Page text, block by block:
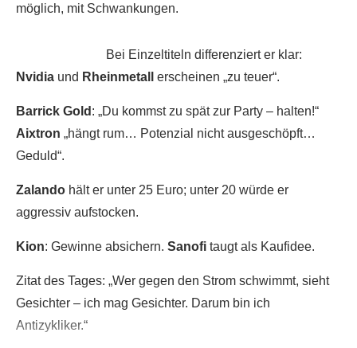
möglich, mit Schwankungen.
Bei Einzeltiteln differenziert er klar:
Nvidia und Rheinmetall erscheinen „zu teuer“.
Barrick Gold : „Du kommst zu spät zur Party – halten!“
Aixtron „hängt rum… Potenzial nicht ausgeschöpft…
Geduld“.
Zalando hält er unter 25 Euro; unter 20 würde er
aggressiv aufstocken.
Kion: Gewinne absichern. Sanofi taugt als Kaufidee.
Zitat des Tages: „Wer gegen den Strom schwimmt, sieht
Gesichter – ich mag Gesichter. Darum bin ich
Antizykliker.“